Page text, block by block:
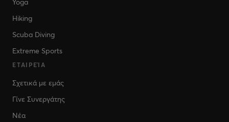
Yoga
Hiking
Scuba Diving
Extreme Sports
ΕΤΑΙΡΕΊΑ
Σχετικά με εμάς
Γίνε Συνεργάτης
Νέα